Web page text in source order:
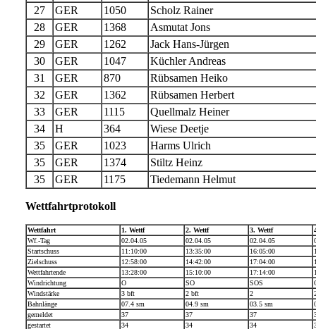
27
GER 1050
Scholz Rainer
28
GER 1368
Asmutat Jons
29
GER 1262
Jack Hans-Jürgen
30
GER 1047
Küchler Andreas
31
GER 870
Rübsamen Heiko
32
GER 1362
Rübsamen Herbert
33
GER 1115
Quellmalz Heiner
34
H 364
Wiese Deetje
35
GER 1023
Harms Ulrich
35
GER 1374
Stiltz Heinz
35
GER 1175 Tiedemann Helmut
Wettfahrtprotokoll
Wettfahrt 1. Wettf 2. Wettf 3. Wettf
Wf.-Tag
02.04.05 02.04.05 02.04.05
Startschuss
11:10:00 13:35:00 16:05:00
Zielschuss
12:58:00 14:42:00 17:04:00
Wettfahrtende
13:28:00 15:10:00 17:14:00
Windrichtung
O SO SOS
Windstärke
3 bft 2 bft 2
Bahnlänge
07.4 sm 04.9 sm 03.5 sm
gemeldet
37 37 37
gestartet
34 34 34